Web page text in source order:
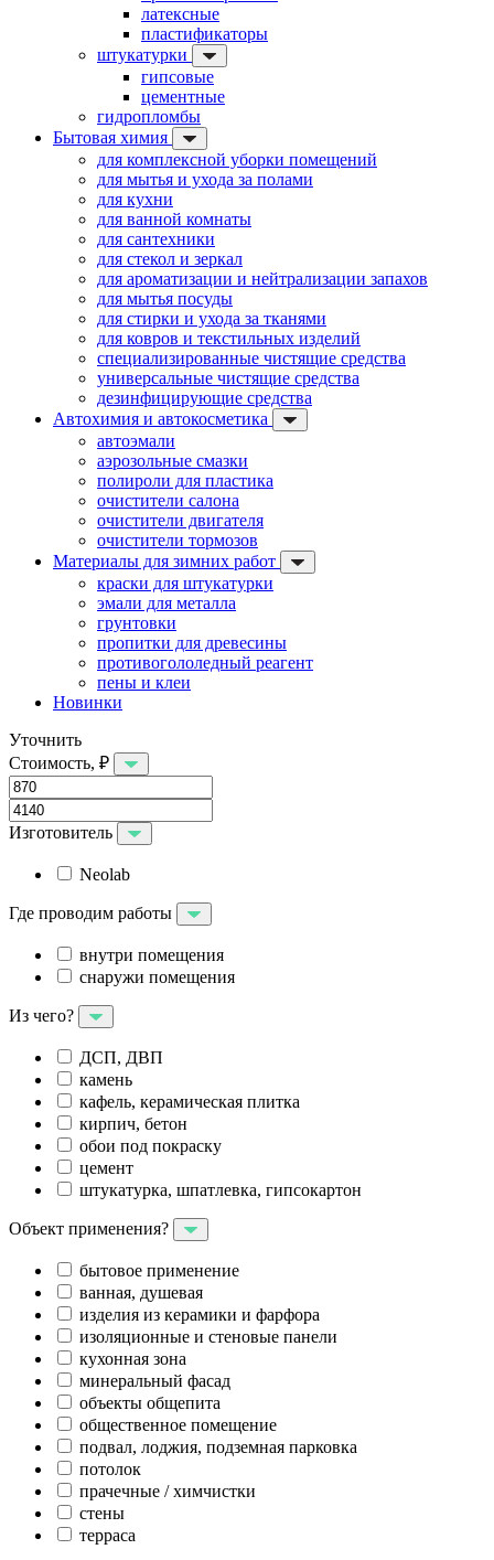
латексные
пластификаторы
штукатурки
гипсовые
цементные
гидропломбы
Бытовая химия
для комплексной уборки помещений
для мытья и ухода за полами
для кухни
для ванной комнаты
для сантехники
для стекол и зеркал
для ароматизации и нейтрализации запахов
для мытья посуды
для стирки и ухода за тканями
для ковров и текстильных изделий
специализированные чистящие средства
универсальные чистящие средства
дезинфицирующие средства
Автохимия и автокосметика
автоэмали
аэрозольные смазки
полироли для пластика
очистители салона
очистители двигателя
очистители тормозов
Материалы для зимних работ
краски для штукатурки
эмали для металла
грунтовки
пропитки для древесины
противогололедный реагент
пены и клеи
Новинки
Уточнить
Стоимость, ₽
Изготовитель
Neolab
Где проводим работы
внутри помещения
снаружи помещения
Из чего?
ДСП, ДВП
камень
кафель, керамическая плитка
кирпич, бетон
обои под покраску
цемент
штукатурка, шпатлевка, гипсокартон
Объект применения?
бытовое применение
ванная, душевая
изделия из керамики и фарфора
изоляционные и стеновые панели
кухонная зона
минеральный фасад
объекты общепита
общественное помещение
подвал, лоджия, подземная парковка
потолок
прачечные / химчистки
стены
терраса